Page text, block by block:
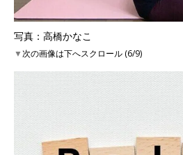
写真：高橋かなこ
▼次の画像は下へスクロール (6/9)